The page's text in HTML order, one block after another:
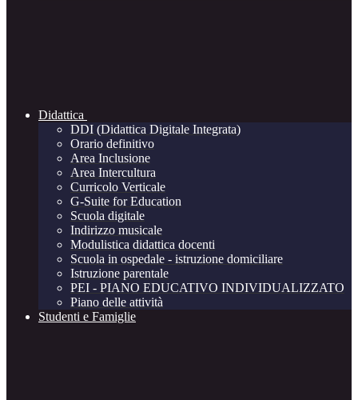
Didattica
DDI (Didattica Digitale Integrata)
Orario definitivo
Area Inclusione
Area Intercultura
Curricolo Verticale
G-Suite for Education
Scuola digitale
Indirizzo musicale
Modulistica didattica docenti
Scuola in ospedale - istruzione domiciliare
Istruzione parentale
PEI - PIANO EDUCATIVO INDIVIDUALIZZATO
Piano delle attività
Studenti e Famiglie